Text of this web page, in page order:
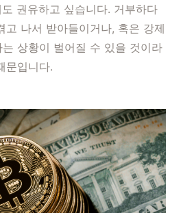
권유하고 싶습니다. 거부하다
고 나서 받아들이거나, 혹은 강제
상황이 벌어질 수 있을 것이라
문입니다.